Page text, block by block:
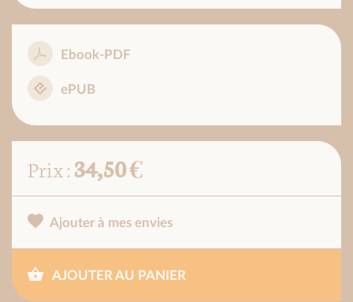
Ebook-PDF
ePUB
Prix :34,50 €
Ajouter à mes envies
AJOUTER AU PANIER